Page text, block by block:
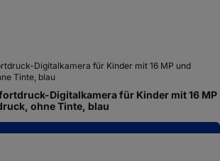
Digitalkamera für Kinder mit 16 MP
ohne Tinte, blau